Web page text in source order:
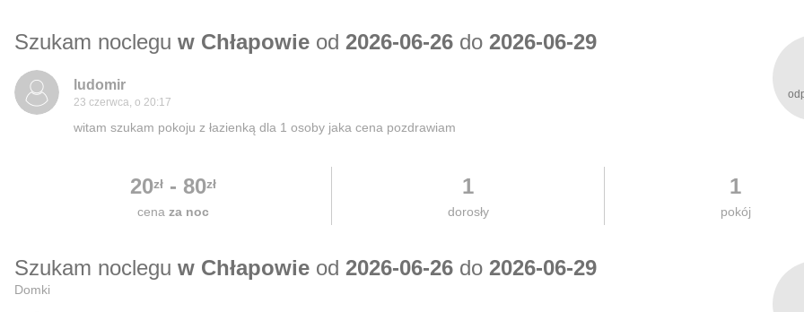
Szukam noclegu w Chłapowie od 2026-06-26 do 2026-06-29
ludomir
23 czerwca, o 20:17
witam szukam pokoju z łazienką dla 1 osoby jaka cena pozdrawiam
20zł- 80zł
cena za noc
1
dorosły
1
pokój
Szukam noclegu w Chłapowie od 2026-06-26 do 2026-06-29
Domki